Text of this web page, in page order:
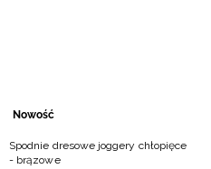
Nowość
Spodnie dresowe joggery chłopięce
- brązowe